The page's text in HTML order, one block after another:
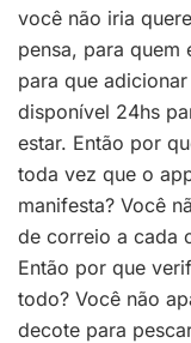
você não iria
pensa, para quem
para que
disponível 24hs
estar. Então por
toda vez que o
manifesta? Você
de correio a cada
Então por que
todo? Você não
decote para